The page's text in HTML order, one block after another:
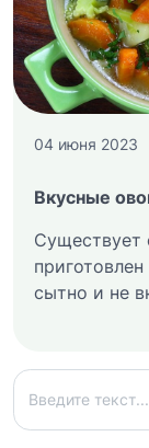
04 июня 2023
Вкусные
Существует
сытно и не
Поиск